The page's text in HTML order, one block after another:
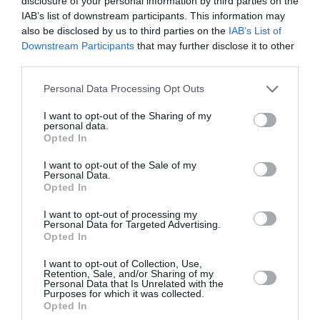
IAB’s list of downstream participants. This information may
also be disclosed by us to third parties on the IAB’s List of
Downstream Participants that may further disclose it to other
Personal Data Processing Opt Outs
I want to opt-out of the Sharing of my
personal data.
Opted In
I want to opt-out of the Sale of my
Personal Data.
Opted In
I want to opt-out of processing my
Personal Data for Targeted Advertising.
Opted In
I want to opt-out of Collection, Use,
Retention, Sale, and/or Sharing of my
Personal Data that Is Unrelated with the
Purposes for which it was collected.
Opted In
Τα Στενά
Παπούτσια, της
Ζωρζ Σαρή σε
σκηνοθεσία
Αθανασίας
Παράξενος βυθός –
Ο Ψαράς ο
Ποσειδώνας & η
Αόρατη Γοργόνα,